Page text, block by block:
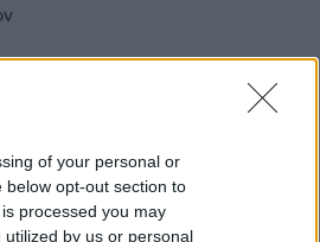
of your personal or
opt-out section to
processed you may
by us or personal